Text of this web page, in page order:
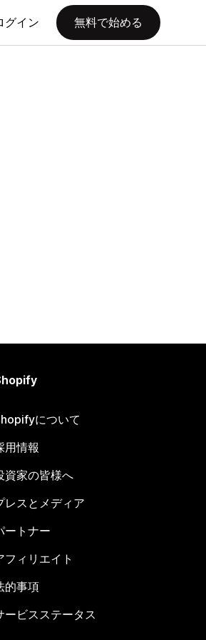
グイン 無料で始める
について
用情報
資家の皆様へ
レスとメディア
ートナー
フィリエイト
的事項
ービスステータス